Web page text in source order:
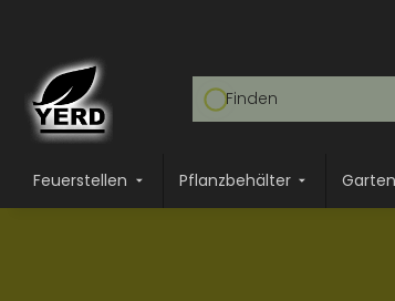
Feuerstellen Pflanzbehälter